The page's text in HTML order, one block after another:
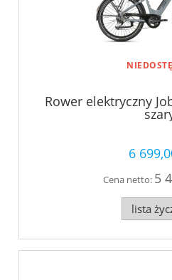
Rower elektryczny
6
Cena netto: 5
lista